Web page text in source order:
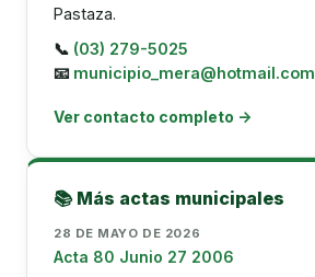
Pastaza.
📞 (03) 279-5025
📧 municipio_mera@hotmail.com
Ver contacto completo →
📚 Más actas municipales
28 DE MAYO DE 2026
Acta 80 Junio 27 2006